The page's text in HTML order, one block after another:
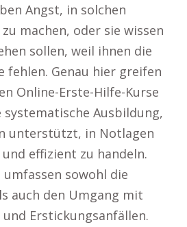
Angst, in solchen
machen, oder sie wissen
sollen, weil ihnen die
fehlen. Genau hier greifen
Online-Erste-Hilfe-Kurse
systematische Ausbildung,
unterstützt, in Notlagen
effizient zu handeln.
umfassen sowohl die
auch den Umgang mit
Erstickungsanfällen.